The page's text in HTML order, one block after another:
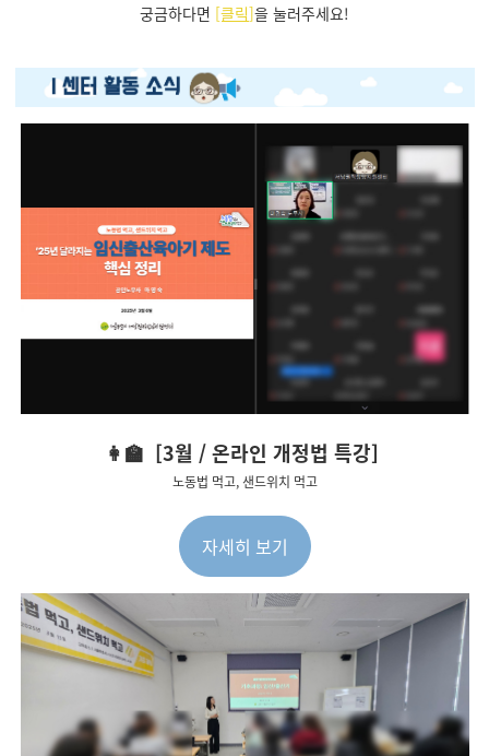
궁금하다면 [클릭]을 눌러주세요!
👩‍🏫 [3월 / 온라인 개정법 특강]
노동법 먹고, 샌드위치 먹고
자세히 보기